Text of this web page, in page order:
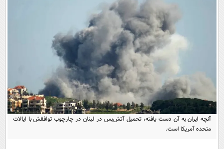
سلامت
یک برش دانایی
محیط زیست
سفر و تفریح
سیاست خارجی
فرهنگ و هنر
علم و دانش
فناوری و It
اخبار کریپتو
قرآن
گوناگون
سرگرمی
باشگاه مغز
مجله تصویری سلاح
فیلم
اقتصاد
ورزش
عصر ایران 2
خواندنی ها و دیدنی ها
آموزش زبان
آنچه ایران به آن دست یافته، تحمیل آتش‌بس در لبنان در چارچوب توافقش با ایالات
متحده آمریکا است.